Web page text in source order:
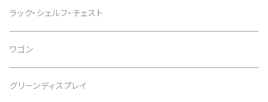
インテリアチェア
カウンターチェア
スツール
デスク
スタンディングデスク
デスクワゴン
ラック・シェルフ・チェスト
ワゴン
グリーンディスプレイ